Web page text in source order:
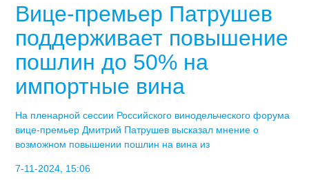
Вице-премьер Патрушев
поддерживает повышение
пошлин до 50% на
импортные вина
На пленарной сессии Российского винодельческого форума
вице-премьер Дмитрий Патрушев высказал мнение о
возможном повышении пошлин на вина из
7-11-2024, 15:06